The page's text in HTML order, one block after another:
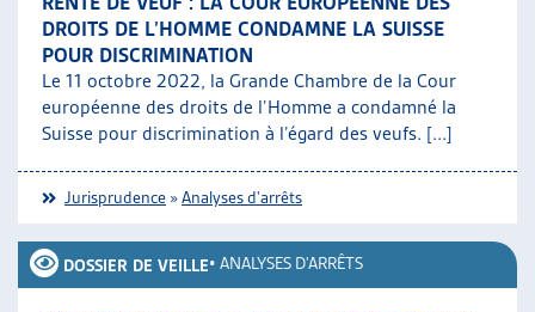
DROITS DE L’HOMME CONDAMNE LA SUISSE
POUR DISCRIMINATION
Le 11 octobre 2022, la Grande Chambre de la Cour
européenne des droits de l’Homme a condamné la
Suisse pour discrimination à l’égard des veufs. [...]
Jurisprudence »Analyses d'arrêts
DOSSIER DE VEILLE• ANALYSES D'ARRÊTS